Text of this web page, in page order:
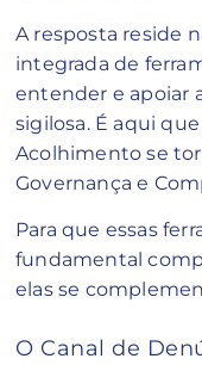
A resposta reside
integrada de
entender e apoiar
sigilosa. É aqui
Acolhimento se
Governança e
Para que essas
fundamental
elas se
O Canal de